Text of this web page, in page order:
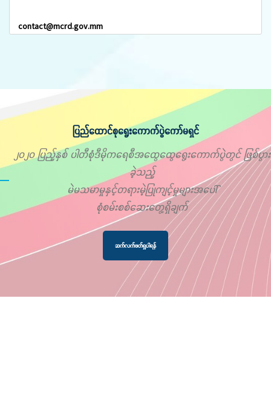
contact@mcrd.gov.mm
ပြည်ထောင်စုရွေးကောက်ပွဲကော်မရှင်
၂၀၂၀ ပြည့်နှစ် ပါတီစုံဒီမိုကရေစီအထွေထွေရွေးကောက်ပွဲတွင် ဖြစ်ပွား
ခဲ့သည့်
မဲမသမာမှုနှင့်တရားမဲ့ပြုကျင့်မှုများအပေါ်
စုံစမ်းစစ်ဆေးတွေ့ရှိချက်
ဆက်လက်ဖတ်ရှုပါရန်